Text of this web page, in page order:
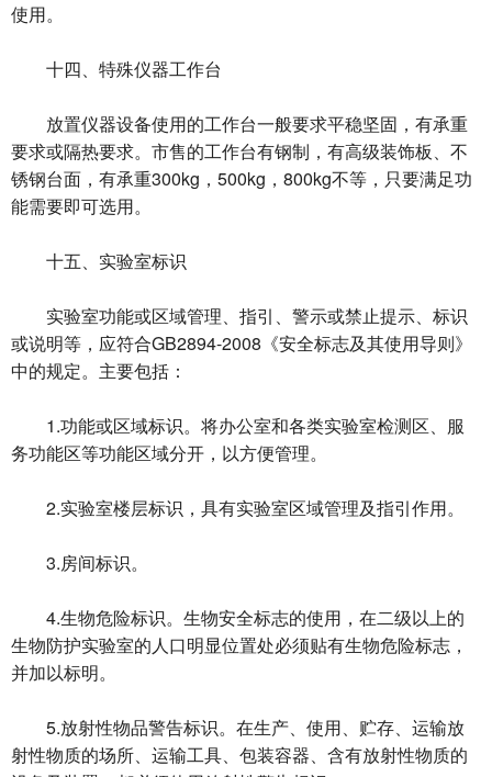
使用。
十四、特殊仪器工作台
放置仪器设备使用的工作台一般要求平稳坚固，有承重
要求或隔热要求。市售的工作台有钢制，有高级装饰板、不
锈钢台面，有承重300kg，500kg，800kg不等，只要满足功
能需要即可选用。
十五、实验室标识
实验室功能或区域管理、指引、警示或禁止提示、标识
或说明等，应符合GB2894-2008《安全标志及其使用导则》
中的规定。主要包括：
1.功能或区域标识。将办公室和各类实验室检测区、服
务功能区等功能区域分开，以方便管理。
2.实验室楼层标识，具有实验室区域管理及指引作用。
3.房间标识。
4.生物危险标识。生物安全标志的使用，在二级以上的
生物防护实验室的人口明显位置处必须贴有生物危险标志，
并加以标明。
5.放射性物品警告标识。在生产、使用、贮存、运输放
射性物质的场所、运输工具、包装容器、含有放射性物质的